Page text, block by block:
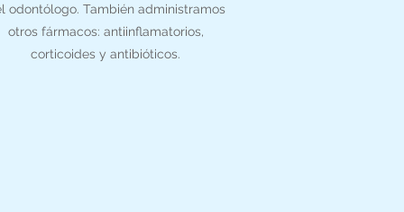
odontólogo. También administramos
otros fármacos: antiinflamatorios,
corticoides y antibióticos.